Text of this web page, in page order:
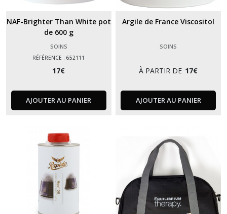
NAF-Brighter Than White pot
de 600 g
SOINS
RÉFÉRENCE : 652111
17€
AJOUTER AU PANIER
Argile de France Viscositol
SOINS
À PARTIR DE 17€
AJOUTER AU PANIER